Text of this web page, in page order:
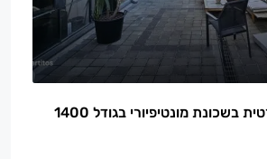
משרד עם חצר פרטית בשכונת מונטיפיורי בגודל 1400